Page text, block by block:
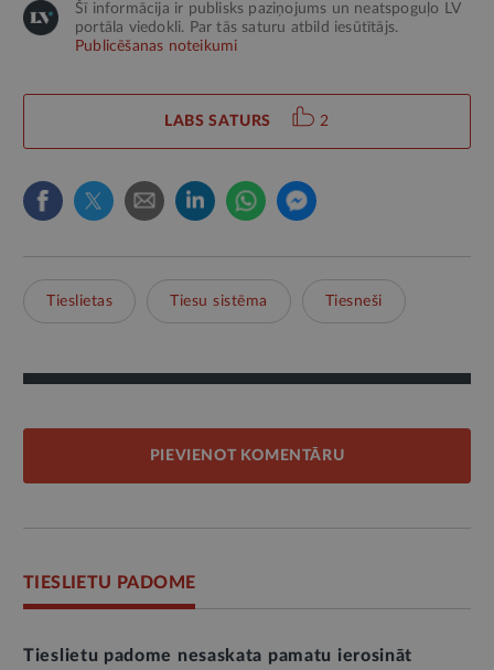
Šī informācija ir publisks paziņojums un neatspoguļo LV
portāla viedokli. Par tās saturu atbild iesūtītājs.
Publicēšanas noteikumi
LABS SATURS 2
Tieslietas Tiesu sistēma Tiesneši
PIEVIENOT KOMENTĀRU
TIESLIETU PADOME
Tieslietu padome nesaskata pamatu ierosināt